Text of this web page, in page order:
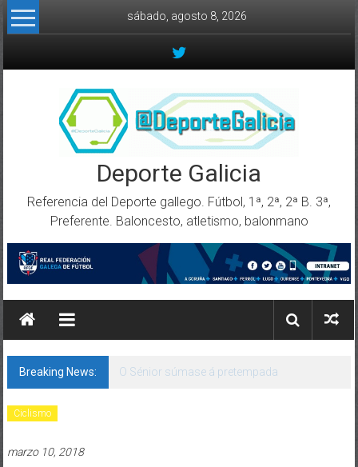
Skip to content
sábado, agosto 8, 2026
Deporte Galicia
Referencia del Deporte gallego. Fútbol, 1ª, 2ª, 2ª B. 3ª,
Preferente. Baloncesto, atletismo, balonmano
Breaking News: O Sénior súmase á pretempada
Ciclismo
marzo 10, 2018